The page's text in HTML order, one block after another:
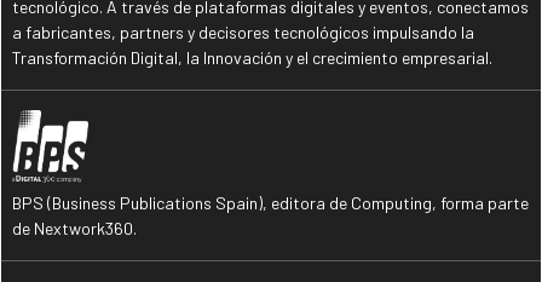
tecnológico. A través de plataformas digitales y eventos, conectamos
a fabricantes, partners y decisores tecnológicos impulsando la
Transformación Digital, la Innovación y el crecimiento empresarial.
BPS (Business Publications Spain), editora de Computing, forma parte
de Nextwork360.